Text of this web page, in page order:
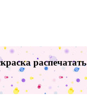
распечатать